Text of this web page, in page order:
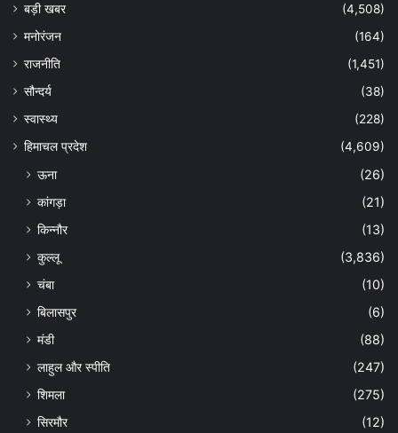
बड़ी खबर
(4,508)
मनोरंजन
(164)
राजनीति
(1,451)
सौन्दर्य
(38)
स्वास्थ्य
(228)
हिमाचल प्रदेश
(4,609)
ऊना
(26)
कांगड़ा
(21)
किन्नौर
(13)
कुल्लू
(3,836)
चंबा
(10)
बिलासपुर
(6)
मंडी
(88)
लाहुल और स्पीति
(247)
शिमला
(275)
सिरमौर
(12)